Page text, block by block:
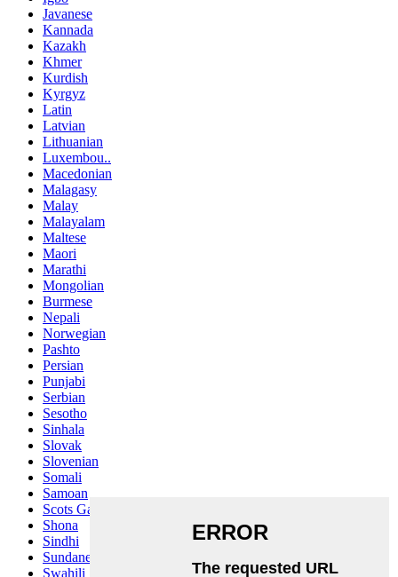
Javanese
Kannada
Kazakh
Khmer
Kurdish
Kyrgyz
Latin
Latvian
Lithuanian
Luxembou..
Macedonian
Malagasy
Malay
Malayalam
Maltese
Maori
Marathi
Mongolian
Burmese
Nepali
Norwegian
Pashto
Persian
Punjabi
Serbian
Sesotho
Sinhala
Slovak
Slovenian
Somali
Samoan
Scots Gaelic
Shona
Sindhi
Sundanese
Swahili